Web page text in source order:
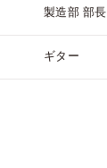
製造部 部長
ギター